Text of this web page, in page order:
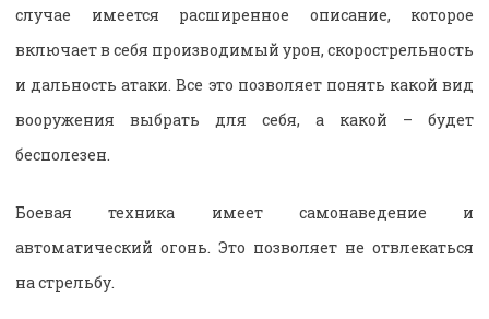
случае имеется расширенное описание, которое
включает в себя производимый урон, скорострельность
и дальность атаки. Все это позволяет понять какой вид
вооружения выбрать для себя, а какой – будет
бесполезен.
Боевая техника имеет самонаведение и
автоматический огонь. Это позволяет не отвлекаться
на стрельбу.